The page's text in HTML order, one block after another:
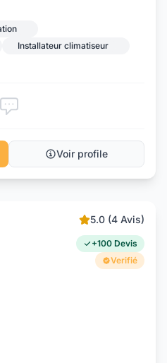
Installateur climatiseur
Voir profile
5.0 (4 Avis)
+100 Devis
Verifié